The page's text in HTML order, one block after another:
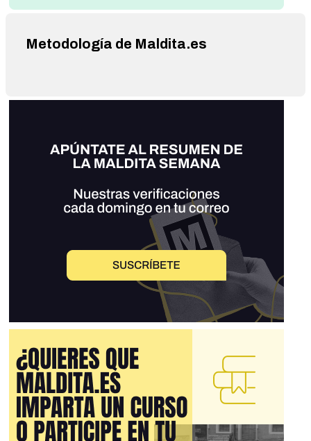
Metodología de Maldita.es